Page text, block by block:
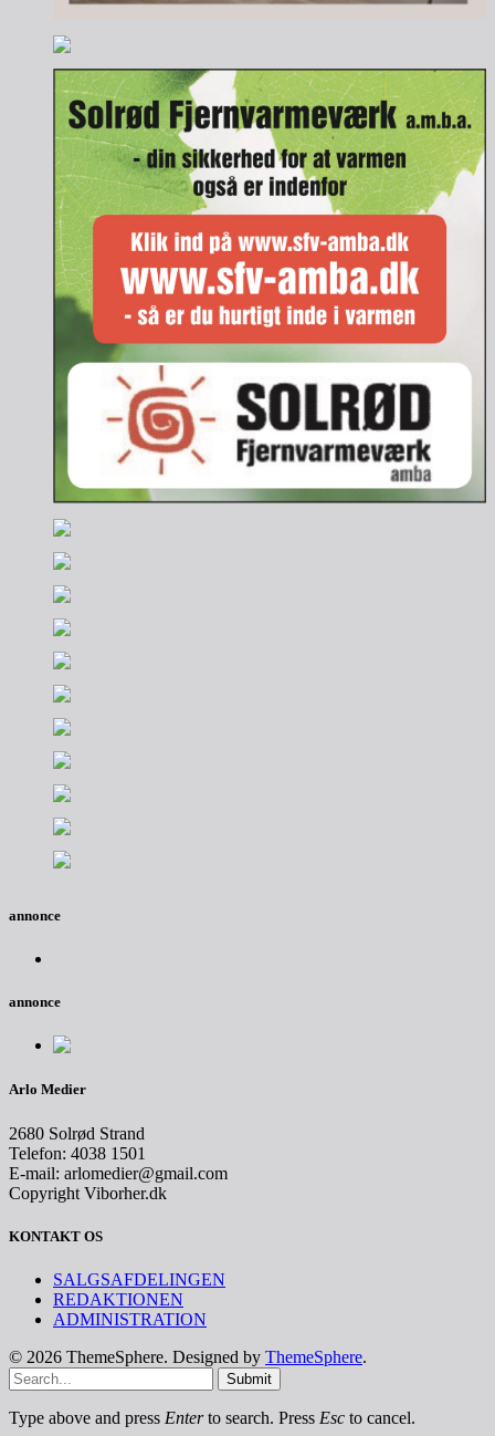
annonce
annonce
Arlo Medier
2680 Solrød Strand
Telefon: 4038 1501
E-mail: arlomedier@gmail.com
Copyright Viborher.dk
KONTAKT OS
SALGSAFDELINGEN
REDAKTIONEN
ADMINISTRATION
© 2026 ThemeSphere. Designed by ThemeSphere.
Submit
Type above and press Enterto search. Press Esc to cancel.